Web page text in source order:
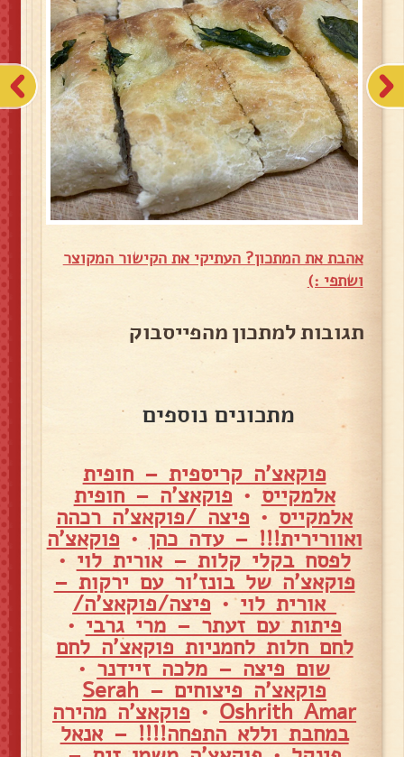
אהבת את המתכון? העתיקי את הקישור המקוצר
ושתפי :)
תגובות למתכון מהפייסבוק
מתכונים נוספים
פוקאצ'ה קריספית – חופית
אלמקייס • פוקאצ'ה – חופית
אלמקייס • פיצה /פוקאצ'ה רכהה
ואוורירית!!! – עדה כהן • פוקאצ'ה
לפסח בקלי קלות – אורית לוי •
פוקאצ'ה של בונז'ור עם ירקות –
אורית לוי• פיצה/פוקאצ'ה/
פיתות עם זעתר – מרי גרבי •
לחם חלות לחמניות פוקאצ'ה לחם
שום פיצה – מלכה זיידנר •
פוקאצ'ה פיצוחים – Serah
Oshrith Amar
• פוקאצ'ה מהירה
במחבת וללא התפחה!!!! – אנאל